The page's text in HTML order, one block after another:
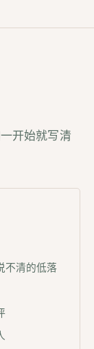
开始就写清
不清的低落